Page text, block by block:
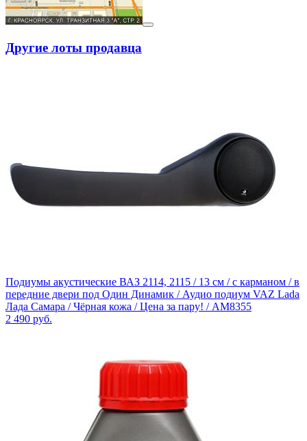
Другие лоты продавца
Подиумы акустические ВАЗ 2114, 2115 / 13 см / с карманом / в
передние двери под Один Динамик / Аудио подиум VAZ Lada
Лада Самара / Чёрная кожа / Цена за пару! / AM8355
2 490 руб.